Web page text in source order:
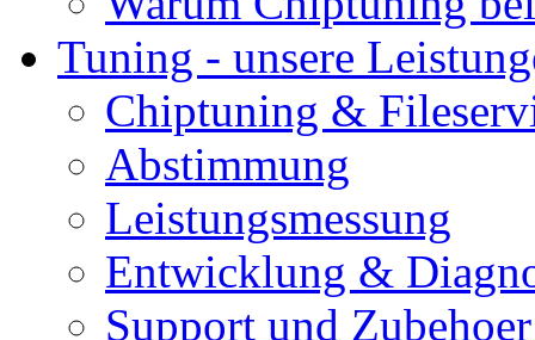
Tuning - unsere
Chiptuning &
Abstimmung
Leistungsmessung
Entwicklung &
Support und Zubehoer